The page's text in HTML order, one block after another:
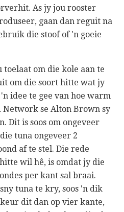
As jy jou rooster
gaan dan reguit na
die stoof of 'n goeie
toelaat om die kole aan te
om die soort hitte wat jy
idee te gee van hoe warm
Network se Alton Brown sy
Dit is soos om ongeveer
tuna ongeveer 2
af te stel. Die rede
wil hê, is omdat jy die
per kant sal braai.
tuna te kry, soos 'n dik
dit dan op vier kante,